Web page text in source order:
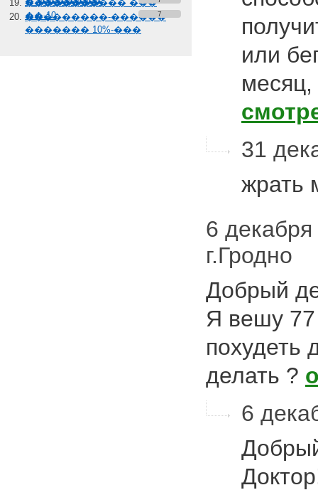
����������� ���
��-10
���������-������
������� 10%-���
7
или
месяц,
31
жрать
6
г.Гродно
Добрый
Я вешу 77
похудеть
делать ?
6